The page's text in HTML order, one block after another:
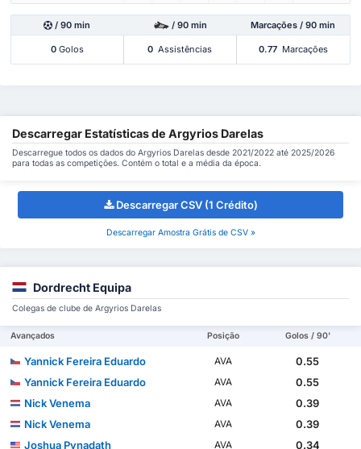
/ 90 min / 90 min Marcações / 90 min
0Golos 0 Assistências 0.77 Marcações
Descarregar Estatísticas de Argyrios Darelas
Descarregue todos os dados do Argyrios Darelas desde 2021/2022 até 2025/2026
para todas as competições. Contém o total e a média da época.
Descarregar CSV (1 Crédito)
Descarregar Amostra Grátis de CSV »
Dordrecht Equipa
Colegas de clube de Argyrios Darelas
Avançados Posição Golos / 90'
Yannick Fereira Eduardo AVA
0.55
Yannick Fereira Eduardo
AVA
0.55
Nick Venema
AVA
0.39
Nick Venema
AVA
0.39
Joshua Pynadath
AVA 0.34